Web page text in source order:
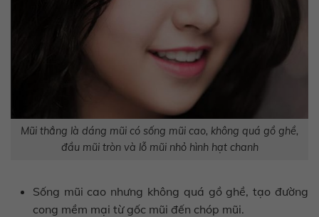
Mũi thẳng là dáng mũi có sống mũi cao, không quá gồ ghề,
đầu mũi tròn và lỗ mũi nhỏ hình hạt chanh
Sống mũi cao nhưng không quá gồ ghề, tạo đường
cong mềm mại từ gốc mũi đến chóp mũi.